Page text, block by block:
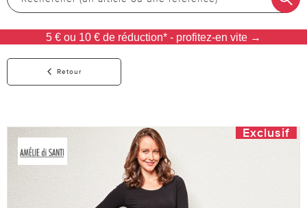
5 € ou 10 € de réduction* - profitez-en vite →
Retour
Exclusif